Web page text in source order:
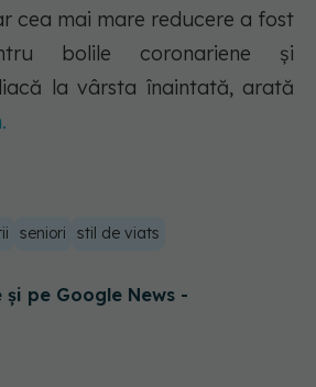
cea mai mare reducere a fost
bolile coronariene și
la vârsta înaintată, arată
seniori stil de viats
pe Google News -